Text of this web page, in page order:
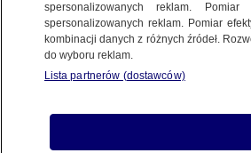
Posłuchaj artykułu
Czyta lektor AI
spersonalizowanych reklam.
spersonalizowanych reklam. Pomiar
kombinacji danych z różnych źródeł.
do wyboru reklam.
Lista partnerów (dostawców)